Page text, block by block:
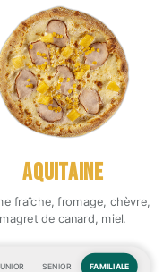
AQUITAINE
fraîche, fromage, chèvre,
magret de canard, miel.
SENIOR FAMILIALE